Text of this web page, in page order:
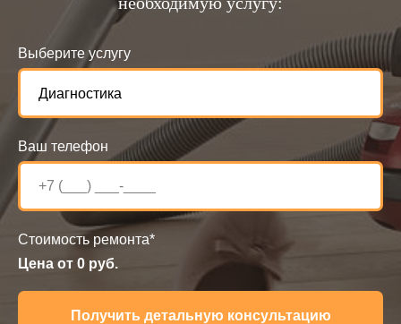
Выберите услугу
Ваш телефон
Стоимость ремонта*
Цена от 0 руб.
Получить детальную консультацию